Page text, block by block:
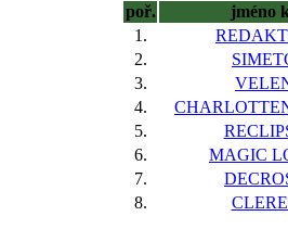
poř. jméno
1.
2.
3.
4.
5.
6.
MAGIC
7.
8.